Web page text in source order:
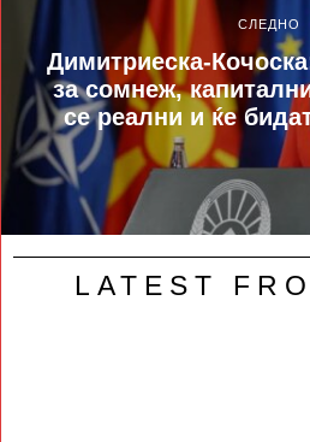
СЛЕДНО
Димитриеска-
за сомнеж,
се реални и ќе
LATEST